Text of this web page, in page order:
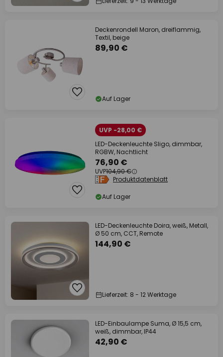
Deckenrondell Maron, dreiflammig,
Textil, beige
89,90 €
Auf Lager
UVP -28,00 €
LED-Deckenleuchte Sligo, dimmbar,
RGBW, Nachtlicht
76,90 €
UVP104,90 €
Produktdatenblatt
Auf Lager
LED-Deckenleuchte Doira, weiß, Metall,
Ø 50 cm, CCT, Remote
144,90 €
Lieferzeit: 8 - 12 Werktage
LED-Einbaulampe Suma, Ø 15,5 cm,
weiß, dimmbar, IP44
42,90 €